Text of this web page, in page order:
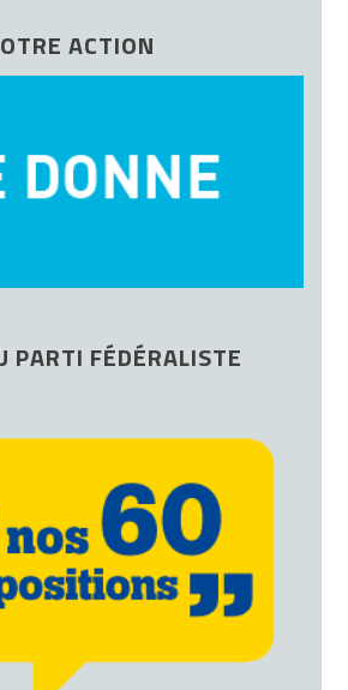
ACTION
PARTI FÉDÉRALISTE